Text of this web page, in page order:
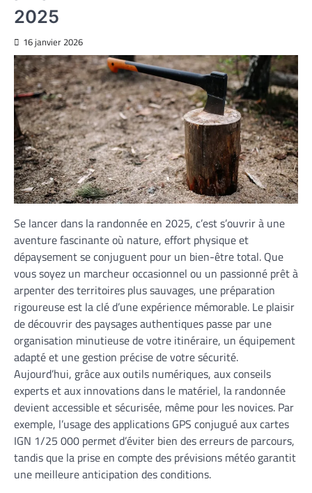
2025
16 janvier 2026
Se lancer dans la randonnée en 2025, c’est s’ouvrir à une
aventure fascinante où nature, effort physique et
dépaysement se conjuguent pour un bien-être total. Que
vous soyez un marcheur occasionnel ou un passionné prêt à
arpenter des territoires plus sauvages, une préparation
rigoureuse est la clé d’une expérience mémorable. Le plaisir
de découvrir des paysages authentiques passe par une
organisation minutieuse de votre itinéraire, un équipement
adapté et une gestion précise de votre sécurité.
Aujourd’hui, grâce aux outils numériques, aux conseils
experts et aux innovations dans le matériel, la randonnée
devient accessible et sécurisée, même pour les novices. Par
exemple, l’usage des applications GPS conjugué aux cartes
IGN 1/25 000 permet d’éviter bien des erreurs de parcours,
tandis que la prise en compte des prévisions météo garantit
une meilleure anticipation des conditions.